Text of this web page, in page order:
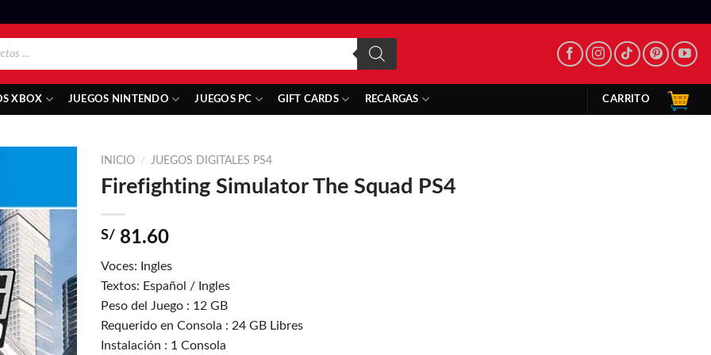
XBOX JUEGOS NINTENDO JUEGOS PC GIFT CARDS RECARGAS CARRITO
INICIO / JUEGOS DIGITALES PS4
Firefighting Simulator The Squad PS4
S/ 81.60
Voces: Ingles
Textos: Español / Ingles
Peso del Juego : 12 GB
Requerido en Consola : 24 GB Libres
Instalación : 1 Consola